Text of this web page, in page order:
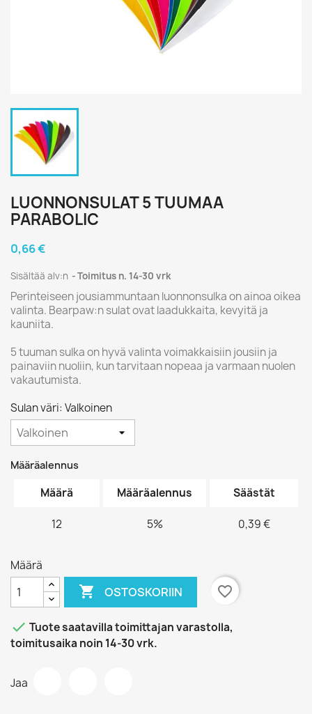
LUONNONSULAT 5 TUUMAA
PARABOLIC
0,66 €
Sisältää alv:n Toimitus n. 14-30 vrk
Perinteiseen jousiammuntaan luonnonsulka on ainoa oikea
valinta. Bearpaw:n sulat ovat laadukkaita, kevyitä ja
kauniita.
5 tuuman sulka on hyvä valinta voimakkaisiin jousiin ja
painaviin nuoliin, kun tarvitaan nopeaa ja varmaan nuolen
vakautumista.
Sulan väri: Valkoinen
Määräalennus
Määrä Määräalennus Säästät
12 5% 0,39 €
Määrä
 OSTOSKORIIN favorite_border
 Tuote saatavilla toimittajan varastolla,
toimitusaika noin 14-30 vrk.
Jaa